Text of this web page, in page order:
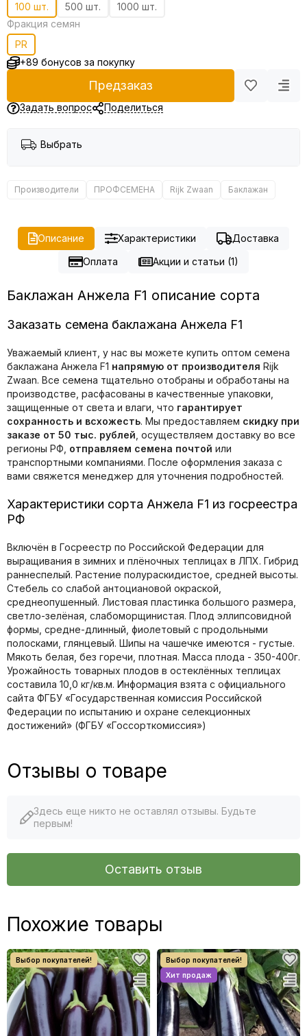
100 шт.
500 шт.
1000 шт.
Фракция семян
PR
+89 бонусов за покупку
Предзаказ
Задать вопрос Поделиться
Выбрать
Производители ПРОФСЕМЕНА Rijk Zwaan Баклажан
Описание Характеристики
Доставка
Оплата
Акции и статьи (1)
Баклажан Анжела F1 описание сорта
Заказать семена баклажана Анжела F1
Уважаемый клиент, у нас вы можете купить оптом семена
баклажана Анжела F1 напрямую от производителя Rijk
Zwaan. Все семена тщательно отобраны и обработаны на
производстве, расфасованы в качественные упаковки,
защищенные от света и влаги, что гарантирует
сохранность и всхожесть. Мы предоставляем скидку при
заказе от 50 тыс. рублей , осуществляем доставку во все
регионы РФ, отправляем семена почтой или
транспортными компаниями. После оформления заказа с
вами свяжется менеджер для уточнения подробностей.
Характеристики сорта Анжела F1 из госреестра
РФ
Включён в Госреестр по Российской Федерации для
выращивания в зимних и плёночных теплицах в ЛПХ. Гибрид
раннеспелый. Растение полураскидистое, средней высоты.
Стебель со слабой антоциановой окраской,
среднеопушенный. Листовая пластинка большого размера,
светло-зелёная, слабоморщинистая. Плод эллипсовидной
формы, средне-длинный, фиолетовый с продольными
полосками, глянцевый. Шипы на чашечке имеются - густые.
Мякоть белая, без горечи, плотная. Масса плода - 350-400г.
Урожайность товарных плодов в остеклённых теплицах
составила 10,0 кг/кв.м. Информация взята с официального
сайта ФГБУ «Государственная комиссия Российской
Федерации по иcпытанию и охране селекционных
достижений» (ФГБУ «Госсорткомиссия»)
Отзывы о товаре
Здесь еще никто не оставлял отзывы. Будьте
первым!
Оставить отзыв
Похожие товары